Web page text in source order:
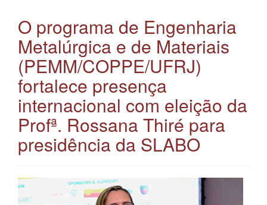
O programa de Engenharia
Metalúrgica e de Materiais
(PEMM/COPPE/UFRJ)
fortalece presença
internacional com eleição da
Profª. Rossana Thiré para
presidência da SLABO